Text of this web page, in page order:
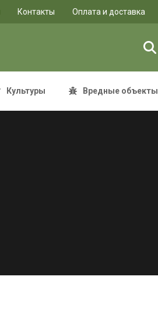
Контакты Оплата и доставка
Культуры Вредные объекты